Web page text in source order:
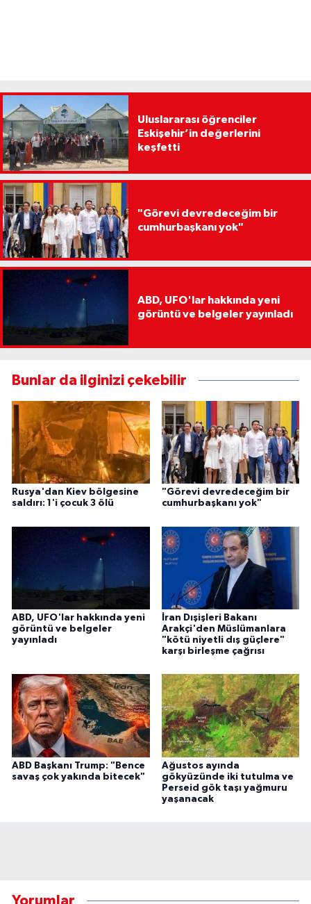
Uluslararası öğrenciler
Eskişehir’in değerlerini
keşfetti
"Görevi devredeceğim bir
cumhurbaşkanı yok"
ABD, UFO'lar hakkında yeni
görüntü ve belgeler yayınladı
Bunlar da ilginizi çekebilir
Rusya'dan Kiev bölgesine
saldırı: 1'i çocuk 3 ölü
"Görevi devredeceğim bir
cumhurbaşkanı yok"
ABD, UFO'lar hakkında yeni
görüntü ve belgeler
yayınladı
İran Dışişleri Bakanı
Arakçi'den Müslümanlara
"kötü niyetli dış güçlere"
karşı birleşme çağrısı
ABD Başkanı Trump: "Bence
savaş çok yakında bitecek"
Ağustos ayında
gökyüzünde iki tutulma ve
Perseid gök taşı yağmuru
yaşanacak
Yorumlar